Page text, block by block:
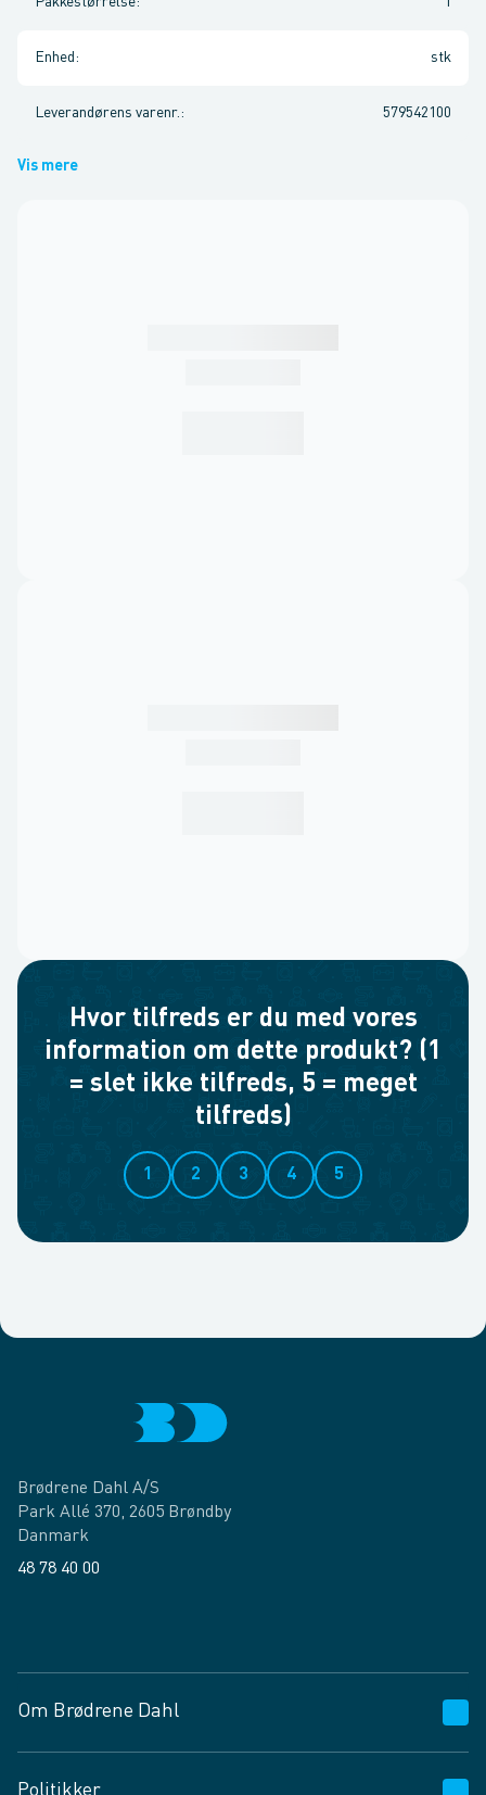
Enhed : stk
Leverandørens varenr. : 579542100
Vis mere
Hvor tilfreds er du med vores
information om dette produkt? (1
= slet ikke tilfreds, 5 = meget
tilfreds)
1 2 3 4 5
Brødrene Dahl A/S
Park Allé 370, 2605 Brøndby
Danmark
48 78 40 00
Om Brødrene Dahl
Politikker